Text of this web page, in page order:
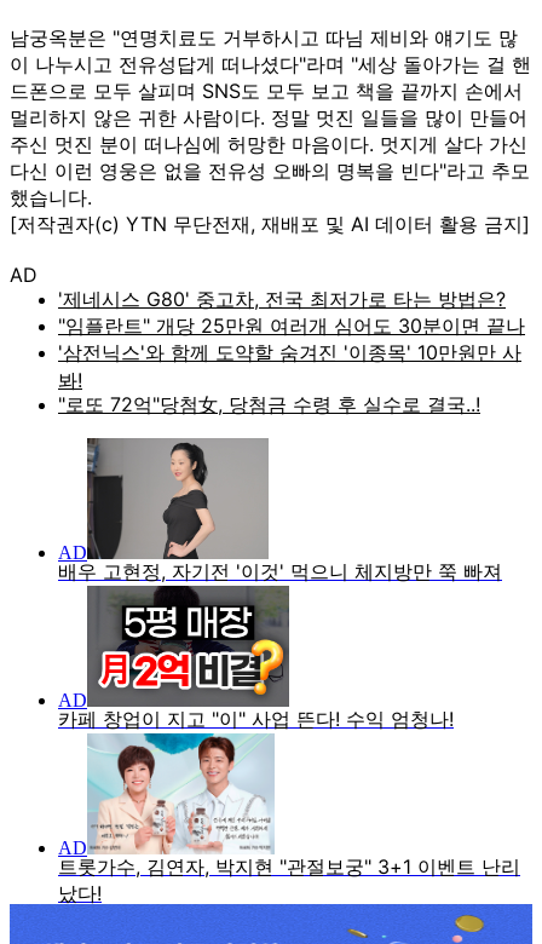
남궁옥분은 "연명치료도 거부하시고 따님 제비와 얘기도 많
이 나누시고 전유성답게 떠나셨다"라며 "세상 돌아가는 걸 핸
드폰으로 모두 살피며 SNS도 모두 보고 책을 끝까지 손에서
멀리하지 않은 귀한 사람이다. 정말 멋진 일들을 많이 만들어
주신 멋진 분이 떠나심에 허망한 마음이다. 멋지게 살다 가신
다신 이런 영웅은 없을 전유성 오빠의 명복을 빈다"라고 추모
했습니다.
[저작권자(c) YTN 무단전재, 재배포 및 AI 데이터 활용 금지]
AD